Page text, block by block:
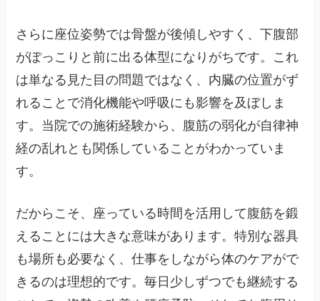
さらに座位姿勢では骨盤が後傾しやすく、下腹部
がぽっこりと前に出る体型になりがちです。これ
は単なる見た目の問題ではなく、内臓の位置がず
れることで消化機能や呼吸にも影響を及ぼしま
す。当院での施術経験から、腹筋の弱化が自律神
経の乱れとも関係していることがわかっていま
す。
だからこそ、座っている時間を活用して腹筋を鍛
えることには大きな意味があります。特別な器具
も場所も必要なく、仕事をしながら体のケアがで
きるのは理想的です。毎日少しずつでも継続する